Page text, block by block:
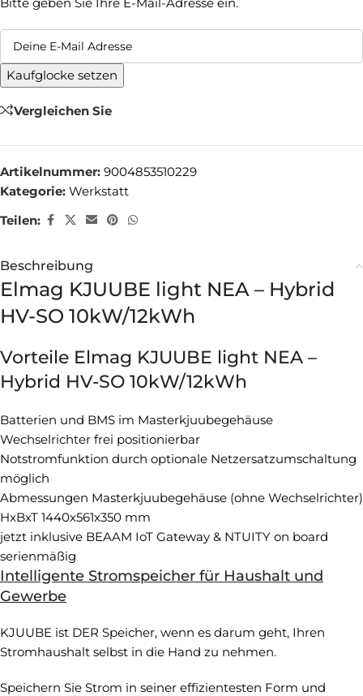
Kaufglocke setzen
Vergleichen Sie
Artikelnummer: 9004853510229
Kategorie: Werkstatt
Teilen:
Beschreibung
Elmag KJUUBE light NEA – Hybrid
HV-SO 10kW/12kWh
Vorteile Elmag KJUUBE light NEA –
Hybrid HV-SO 10kW/12kWh
Batterien und BMS im Masterkjuubegehäuse
Wechselrichter frei positionierbar
Notstromfunktion durch optionale Netzersatzumschaltung
möglich
Abmessungen Masterkjuubegehäuse (ohne Wechselrichter)
HxBxT 1440x561x350 mm
jetzt inklusive BEAAM IoT Gateway & NTUITY on board
serienmäßig
Intelligente Stromspeicher für Haushalt und
Gewerbe
KJUUBE ist DER Speicher, wenn es darum geht, Ihren
Stromhaushalt selbst in die Hand zu nehmen.
Speichern Sie Strom in seiner effizientesten Form und